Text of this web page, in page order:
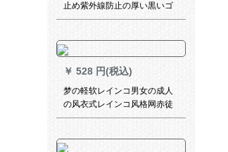
止め紫外線防止の厚い黒いゴ
ムの屋外日傘は二重防風を強
305空色をした。
￥ 528 円(税込)
梦の軽软レインコ男女の成人
の风衣式レインコ风格网赤徒
歩旅行防水フュージョン连体
ードドドドド/适身身长165-85